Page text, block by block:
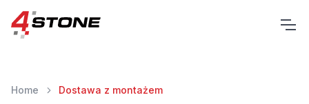
Home Dostawa z montażem